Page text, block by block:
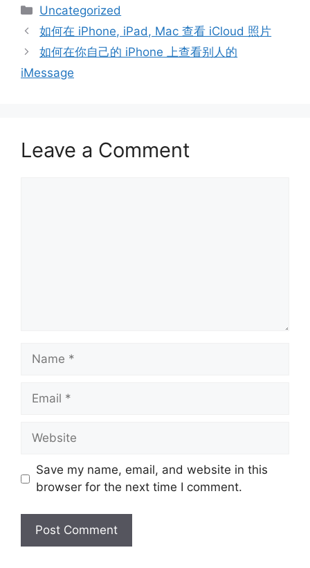
Categories
Uncategorized
如何在 iPhone, iPad, Mac 查看 iCloud 照片
如何在你自己的 iPhone 上查看别人的
iMessage
Leave a Comment
Name
Email
Website
Save my name, email, and website in this
browser for the next time I comment.